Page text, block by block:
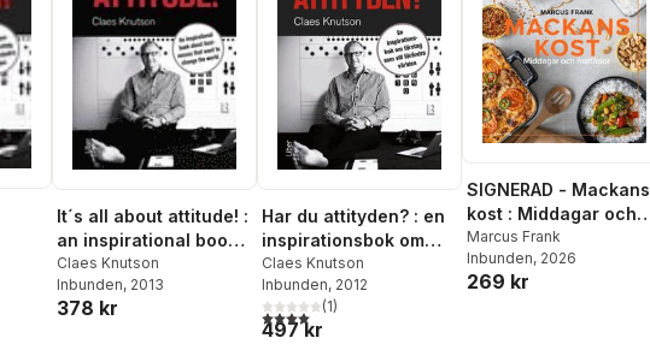
It´s all about attitude! :
an inspirational book
about businesses that
want to change the
world
Claes Knutson
Inbunden, 2013
378 kr
Har du attityden? : en
inspirationsbok om
företag som vill
förändra världen
Claes Knutson
Inbunden, 2012
4,0utav 5 stjärnor. Totalt antal röster:
(1)
497 kr
SIGNERAD - Mackans
kost : Middagar och
matlådor
Marcus Frank
Inbunden, 2026
269 kr